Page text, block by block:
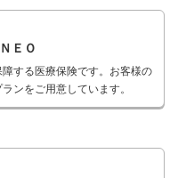
ＥＯ
する医療保険です。お客様の
ンをご用意しています。